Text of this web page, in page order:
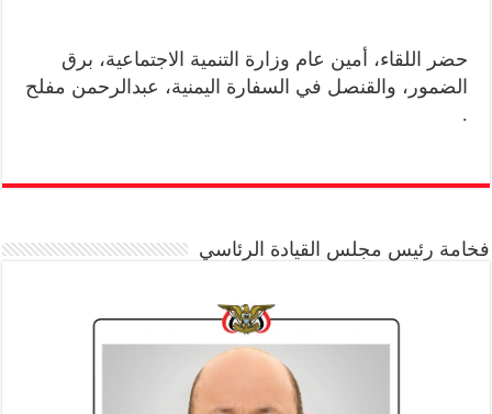
حضر اللقاء، أمين عام وزارة التنمية الاجتماعية، برق
الضمور، والقنصل في السفارة اليمنية، عبدالرحمن مفلح
.
فخامة رئيس مجلس القيادة الرئاسي